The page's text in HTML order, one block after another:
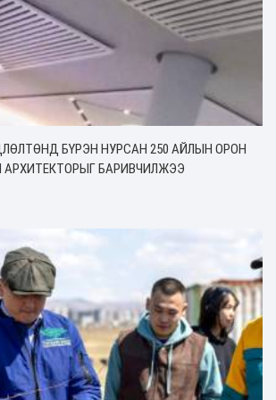
БҮРЭН НУРСАН 250 АЙЛЫН ОРОН
БАРИВЧИЛЖЭЭ